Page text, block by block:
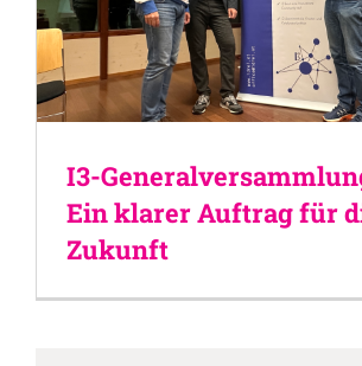
I3-
Ein klarer Auftrag für
Zukunft